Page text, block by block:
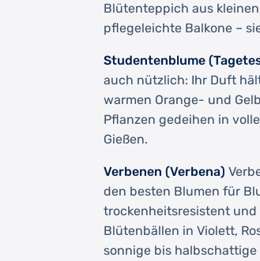
Blütenteppich aus
pflegeleichte Balkone –
Studentenblume
auch nützlich: Ihr Duft
warmen Orange- und
Pflanzen gedeihen in
Gießen.
Verbenen (Verbena)
den besten Blumen für
trockenheitsresistent und
Blütenbällen in Violett,
sonnige bis halbschattige